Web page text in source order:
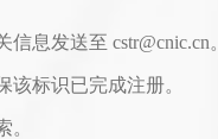
息发送至 cstr@cnic.cn
标识已完成注册。
。